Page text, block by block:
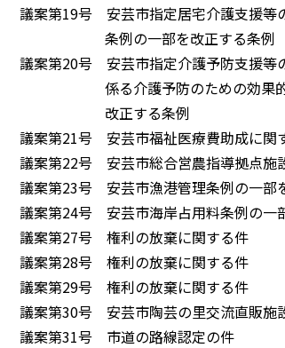
議案第19号 安芸市指定居宅介護支援等
条例の一部を改正する条例
議案第20号 安芸市指定介護予防支援等
係る介護予防のための効果的な支
改正する条例
議案第21号 安芸市福祉医療費助成に関
議案第22号 安芸市総合営農指導拠点施
議案第23号 安芸市漁港管理条例の一部
議案第24号 安芸市海岸占用料条例の一
議案第27号 権利の放棄に関する件
議案第28号 権利の放棄に関する件
議案第29号 権利の放棄に関する件
議案第30号 安芸市陶芸の里交流直販施
議案第31号 市道の路線認定の件